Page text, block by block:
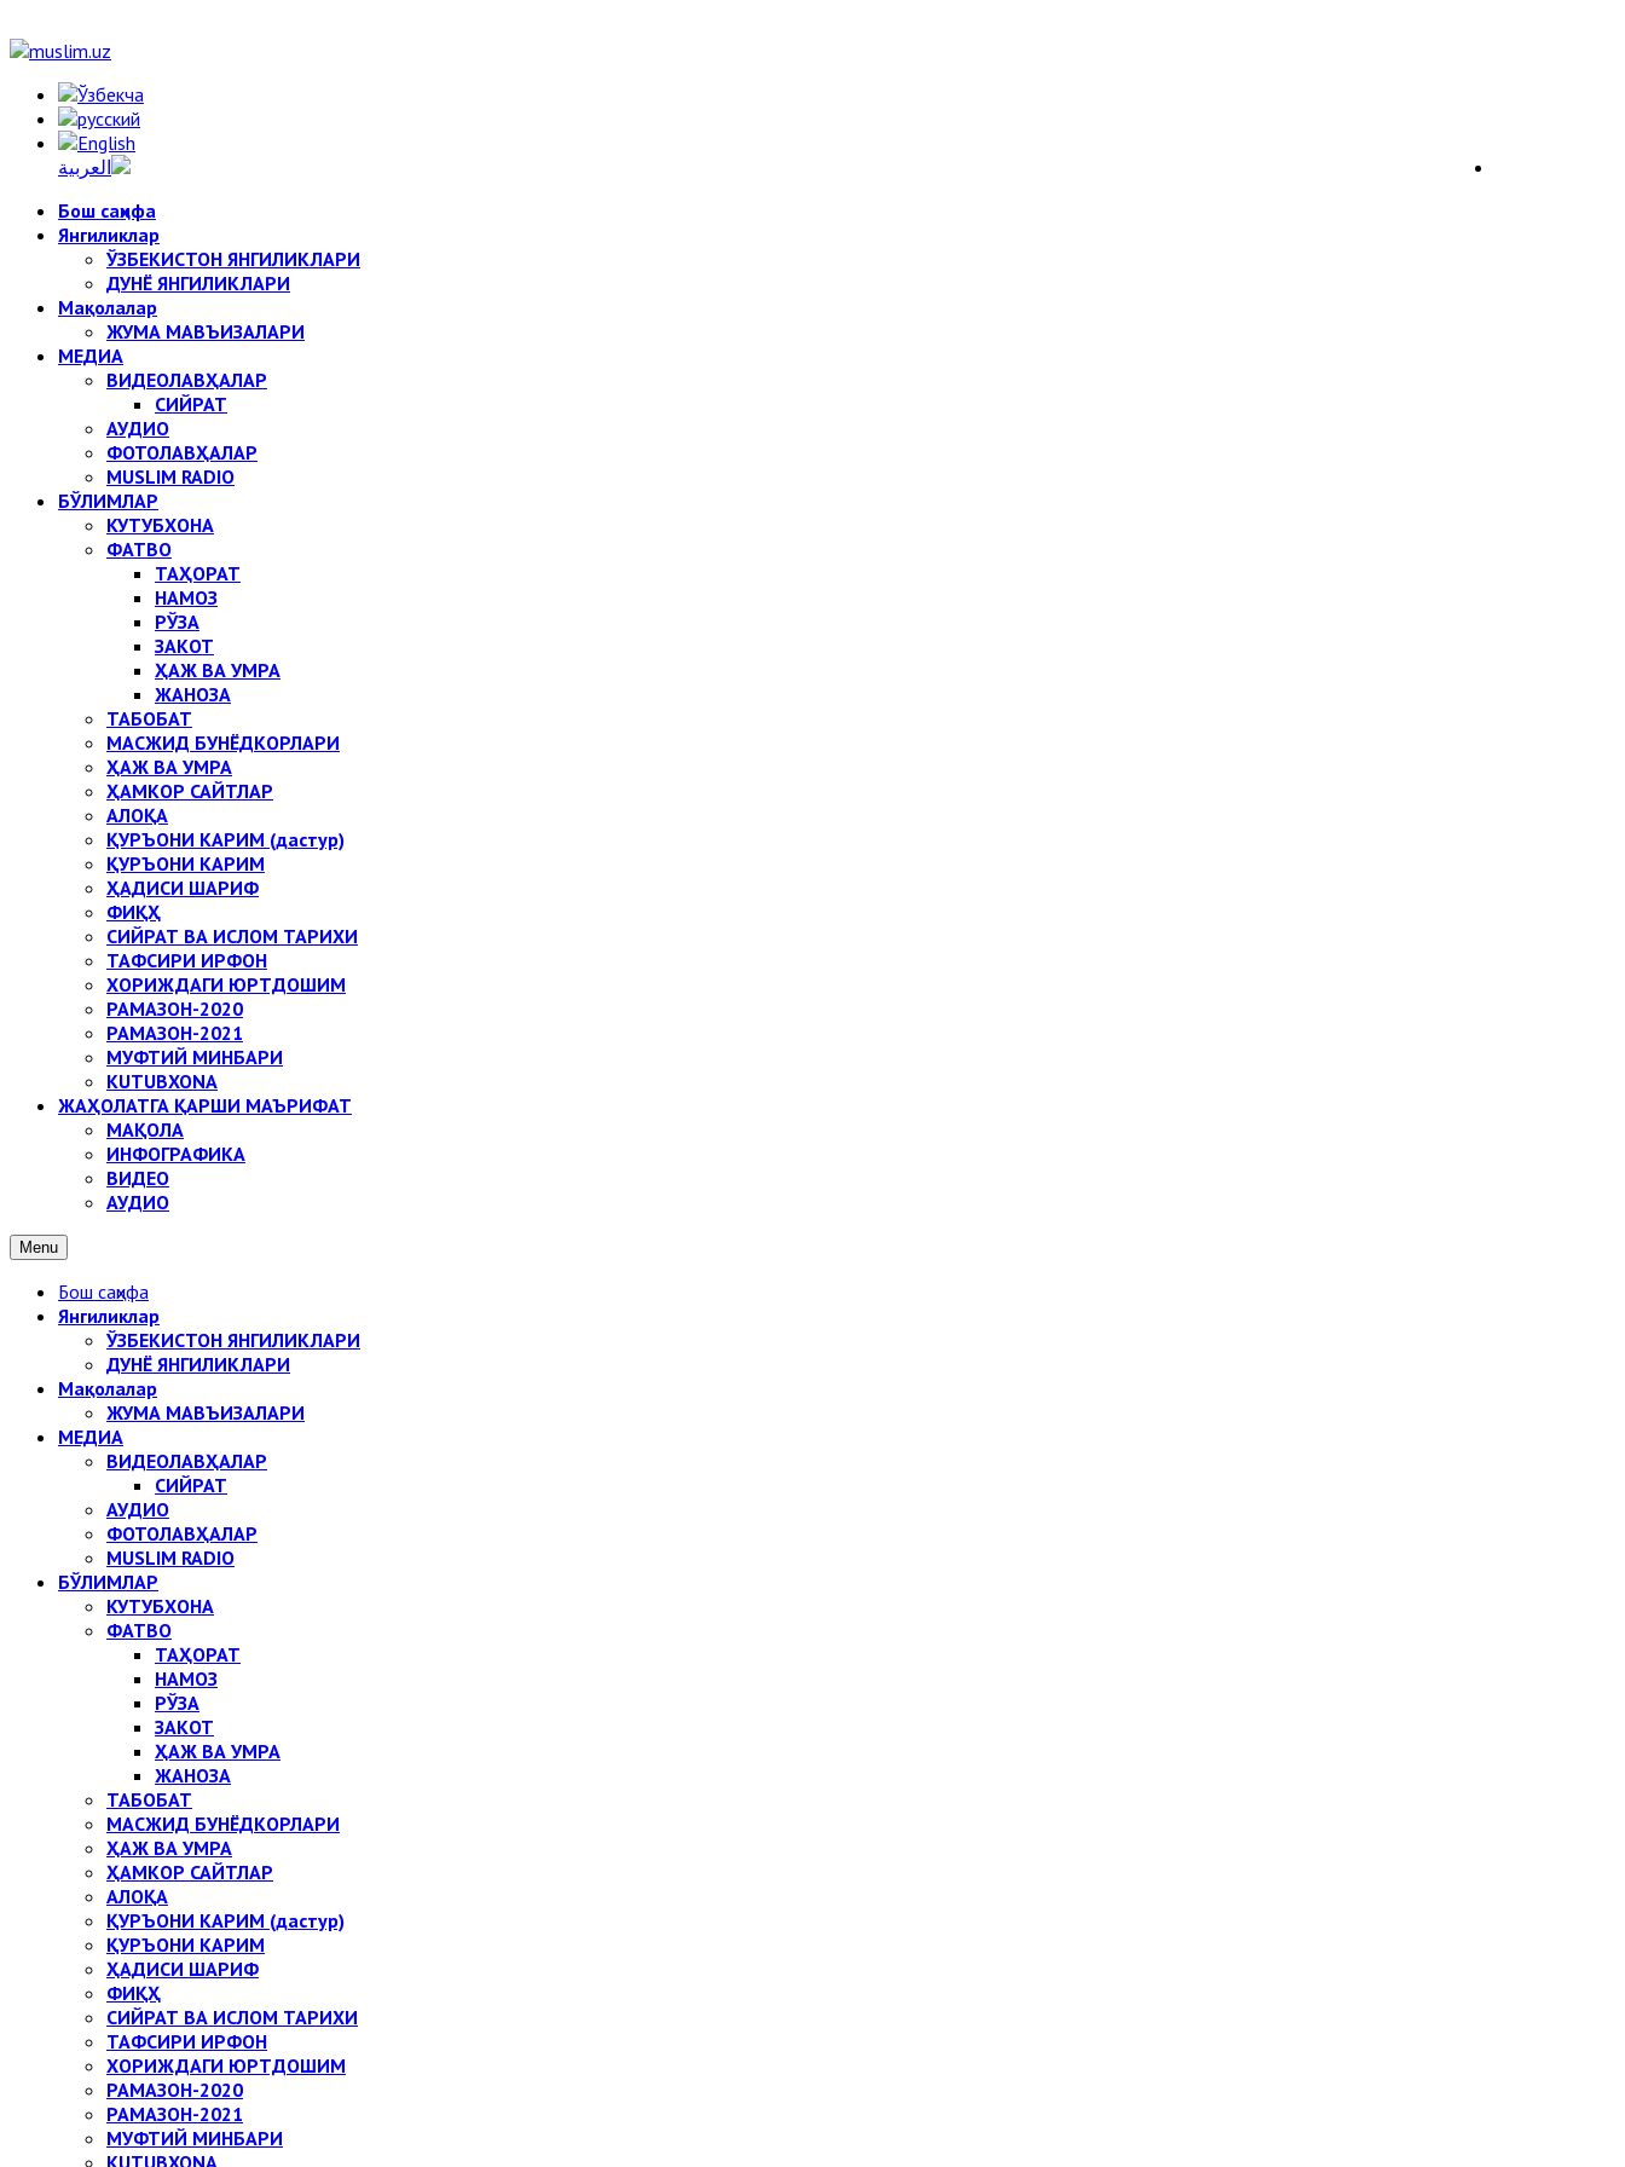
Бош саҳифа
Янгиликлар
ЎЗБЕКИСТОН ЯНГИЛИКЛАРИ
ДУНЁ ЯНГИЛИКЛАРИ
Мақолалар
ЖУМА МАВЪИЗАЛАРИ
МЕДИА
ВИДЕОЛАВҲАЛАР
СИЙРАТ
АУДИО
ФОТОЛАВҲАЛАР
MUSLIM RADIO
БЎЛИМЛАР
КУТУБХОНА
ФАТВО
ТАҲОРАТ
НАМОЗ
РЎЗА
ЗАКОТ
ҲАЖ ВА УМРА
ЖАНОЗА
ТАБОБАТ
МАСЖИД БУНЁДКОРЛАРИ
ҲАЖ ВА УМРА
ҲАМКОР САЙТЛАР
АЛОҚА
ҚУРЪОНИ КАРИМ (дастур)
ҚУРЪОНИ КАРИМ
ҲАДИСИ ШАРИФ
ФИҚҲ
СИЙРАТ ВА ИСЛОМ ТАРИХИ
ТАФСИРИ ИРФОН
ХОРИЖДАГИ ЮРТДОШИМ
РАМАЗОН-2020
РАМАЗОН-2021
МУФТИЙ МИНБАРИ
KUTUBXONA
ЖАҲОЛАТГА ҚАРШИ МАЪРИФАТ
МАҚОЛА
ИНФОГРАФИКА
ВИДЕО
АУДИО
Menu
Бош саҳифа
Янгиликлар
ЎЗБЕКИСТОН ЯНГИЛИКЛАРИ
ДУНЁ ЯНГИЛИКЛАРИ
Мақолалар
ЖУМА МАВЪИЗАЛАРИ
МЕДИА
ВИДЕОЛАВҲАЛАР
СИЙРАТ
АУДИО
ФОТОЛАВҲАЛАР
MUSLIM RADIO
БЎЛИМЛАР
КУТУБХОНА
ФАТВО
ТАҲОРАТ
НАМОЗ
РЎЗА
ЗАКОТ
ҲАЖ ВА УМРА
ЖАНОЗА
ТАБОБАТ
МАСЖИД БУНЁДКОРЛАРИ
ҲАЖ ВА УМРА
ҲАМКОР САЙТЛАР
АЛОҚА
ҚУРЪОНИ КАРИМ (дастур)
ҚУРЪОНИ КАРИМ
ҲАДИСИ ШАРИФ
ФИҚҲ
СИЙРАТ ВА ИСЛОМ ТАРИХИ
ТАФСИРИ ИРФОН
ХОРИЖДАГИ ЮРТДОШИМ
РАМАЗОН-2020
РАМАЗОН-2021
МУФТИЙ МИНБАРИ
KUTUBXONA